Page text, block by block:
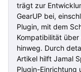
trägt zur
GearUP bei,
Plugin, mit dem
Kompatibilität
hinweg. Durch
Artikel hilft Jamal
Plugin-Einrichtung